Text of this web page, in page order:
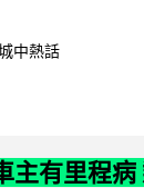
中熱話
主有里程病